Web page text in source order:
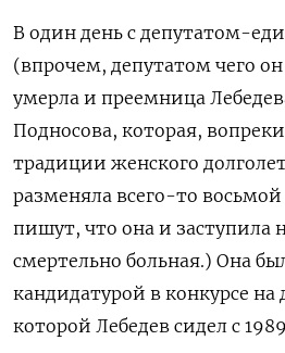
В один день с депутатом-
(впрочем, депутатом чего
умерла и преемница
Подносова, которая,
традиции женского
разменяла всего-то
пишут, что она и заступила
смертельно больная.) Она
кандидатурой в конкурсе на
которой Лебедев сидел с